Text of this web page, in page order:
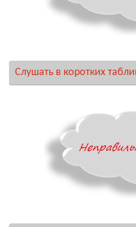
Слушать в коротких